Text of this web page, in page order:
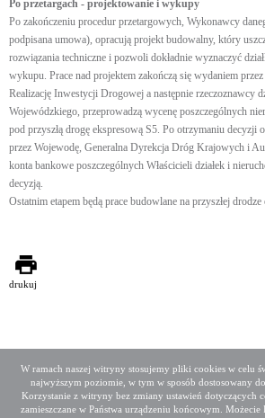
W ramach naszej witryny stosujemy pliki cookies w celu
najwyższym poziomie, w tym w sposób dostosowany
Korzystanie z witryny bez zmiany ustawień dotyczących
zamieszczane w Państwa urządzeniu końcowym.
Po przetargach - projektowanie i wykupy
Po zakończeniu procedur przetargowych, Wykonawcy
podpisana umowa), opracują projekt budowalny, który
rozwiązania techniczne i pozwoli dokładnie wyznaczyć
wykupu. Prace nad projektem zakończą się wydaniem
Realizację Inwestycji Drogowej a następnie rzeczoznawcy
Wojewódzkiego, przeprowadzą wycenę poszczególnych
pod przyszłą drogę ekspresową S5. Po otrzymaniu decyzji
przez Wojewodę, Generalna Dyrekcja Dróg Krajowych i
konta bankowe poszczególnych Właścicieli działek i
decyzją.
Ostatnim etapem będą prace budowlane na przyszłej
drukuj
Deklaracja dostępności
Mapa serwisu
Media społecznościowe
Twitter